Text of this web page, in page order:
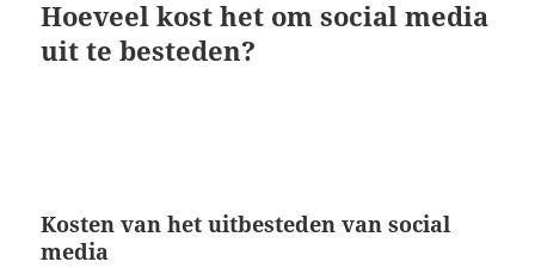
Hoeveel kost het om social media
uit te besteden?
Kosten van het uitbesteden van social
media